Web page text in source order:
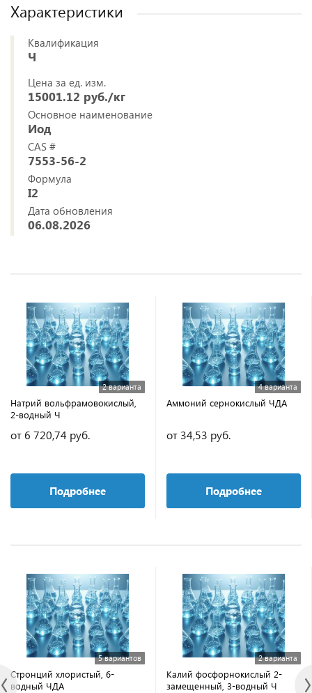
Характеристики
Квалификация
Ч
Цена за ед. изм.
15001.12 руб./кг
Основное наименование
Иод
CAS #
7553-56-2
Формула
I2
Дата обновления
06.08.2026
2 варианта
Натрий вольфрамовокислый,
2-водный Ч
от 6 720,74 руб.
Подробнее
4 варианта
Аммоний сернокислый ЧДА
от 34,53 руб.
Подробнее
5 вариантов
Стронций хлористый, 6-
водный ЧДА
2 варианта
Калий фосфорнокислый 2-
замещенный, 3-водный Ч